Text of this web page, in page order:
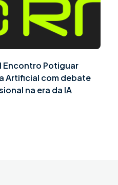
Encontro Potiguar
Artificial com debate
na era da IA